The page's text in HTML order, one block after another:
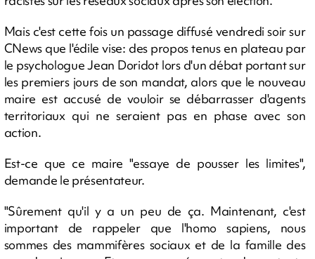
Mais c'est cette fois un passage diffusé vendredi soir sur
CNews que l'édile vise: des propos tenus en plateau par
le psychologue Jean Doridot lors d'un débat portant sur
les premiers jours de son mandat, alors que le nouveau
maire est accusé de vouloir se débarrasser d'agents
territoriaux qui ne seraient pas en phase avec son
action.
Est-ce que ce maire "essaye de pousser les limites",
demande le présentateur.
"Sûrement qu'il y a un peu de ça. Maintenant, c'est
important de rappeler que l'homo sapiens, nous
sommes des mammifères sociaux et de la famille des